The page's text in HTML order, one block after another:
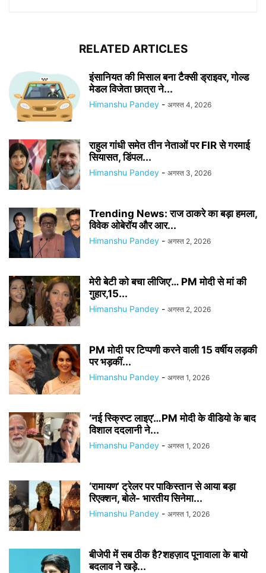
RELATED ARTICLES
इंसानियत की मिसाल बना टैक्सी ड्राइवर, गोल्ड
मेडल विजेता छात्रा ने...
Himanshu Pandey - अगस्त 4, 2026
राहुल गांधी समेत तीन नेताओं पर FIR से गरमाई
सियासत, डिंपल...
Himanshu Pandey - अगस्त 3, 2026
Trending News: राज ठाकरे का बड़ा हमला,
विवेक ओबेरॉय और आर...
Himanshu Pandey - अगस्त 2, 2026
मेरी बेटी को बचा लीजिए’… PM मोदी से मां की
गुहार,15...
Himanshu Pandey - अगस्त 2, 2026
PM मोदी पर टिप्पणी करने वाली 15 वर्षीय लड़की
पर भड़कीं...
Himanshu Pandey - अगस्त 1, 2026
‘नई स्क्रिप्ट लाइए’…PM मोदी के वीडियो के बाद
विशाल ददलानी ने...
Himanshu Pandey - अगस्त 1, 2026
‘रामायण’ ट्रेलर पर पाकिस्तान से आया बड़ा
रिएक्शन, बोले- भारतीय सिनेमा...
Himanshu Pandey - अगस्त 1, 2026
बीजेपी में सब ठीक है?शहज़ाद पूनावाला के बायो
बदलाव ने खड़े...